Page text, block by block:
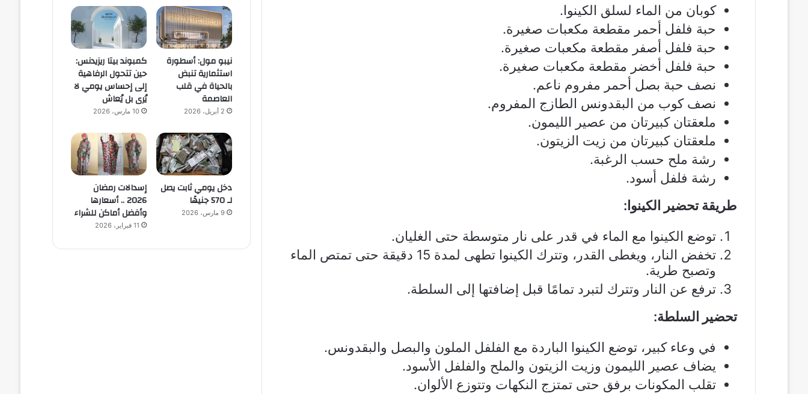
كوبان من الماء لسلق الكينوا.
حبة فلفل أحمر مقطعة مكعبات صغيرة.
حبة فلفل أصفر مقطعة مكعبات صغيرة.
حبة فلفل أخضر مقطعة مكعبات صغيرة.
نصف حبة بصل أحمر مفروم ناعم.
نصف كوب من البقدونس الطازج المفروم.
ملعقتان كبيرتان من عصير الليمون.
ملعقتان كبيرتان من زيت الزيتون.
رشة ملح حسب الرغبة.
رشة فلفل أسود.
طريقة تحضير الكينوا:
توضع الكينوا مع الماء في قدر على نار متوسطة حتى الغليان.
تخفض النار، ويغطى القدر، وتترك الكينوا تطهى لمدة 15 دقيقة حتى تمتص الماء
وتصبح طرية.
ترفع عن النار وتترك لتبرد تمامًا قبل إضافتها إلى السلطة.
تحضير السلطة:
في وعاء كبير، توضع الكينوا الباردة مع الفلفل الملون والبصل والبقدونس.
يضاف عصير الليمون وزيت الزيتون والملح والفلفل الأسود.
تقلب المكونات برفق حتى تمتزج النكهات وتتوزع الألوان.
نيبو مول: أسطورة
استثمارية تنبض
بالحياة في قلب
العاصمة
2 أبريل، 2026
كمبوند بيتا ريزيدنس:
حين تتحول الرفاهية
إلى إحساس يومي لا
يُرى بل يُعاش
10 مارس، 2026
دخل يومي ثابت يصل
لـ 570 جنيهًا
9 مارس، 2026
إسدالات رمضان
2026 .. أسعارها
وأفضل أماكن للشراء
11 فبراير، 2026